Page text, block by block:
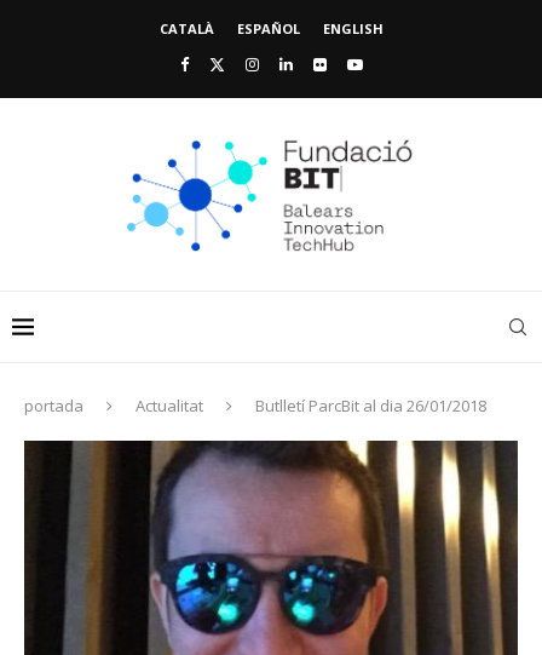
CATALÀ ESPAÑOL ENGLISH
portada Actualitat Butlletí ParcBit al dia 26/01/2018